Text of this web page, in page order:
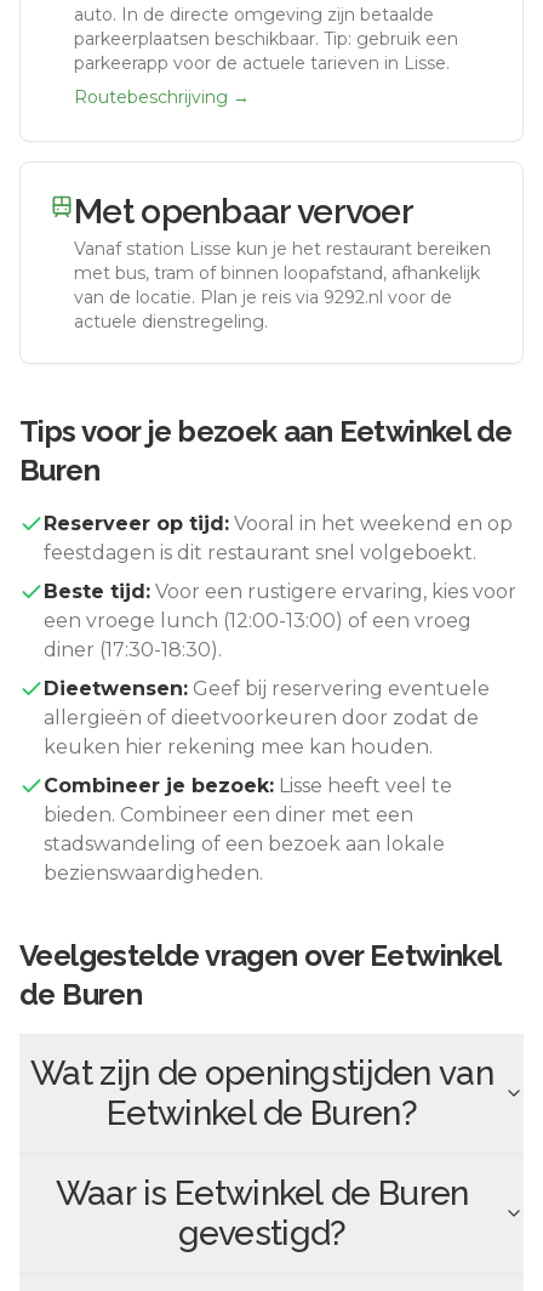
auto. In de directe omgeving zijn betaalde
parkeerplaatsen beschikbaar. Tip: gebruik een
parkeerapp voor de actuele tarieven in Lisse.
Routebeschrijving →
Met openbaar vervoer
Vanaf station Lisse kun je het restaurant bereiken
met bus, tram of binnen loopafstand, afhankelijk
van de locatie. Plan je reis via 9292.nl voor de
actuele dienstregeling.
Tips voor je bezoek aan Eetwinkel de
Buren
Reserveer op tijd: Vooral in het weekend en op
feestdagen is dit restaurant snel volgeboekt.
Beste tijd: Voor een rustigere ervaring, kies voor
een vroege lunch (12:00-13:00) of een vroeg
diner (17:30-18:30).
Dieetwensen: Geef bij reservering eventuele
allergieën of dieetvoorkeuren door zodat de
keuken hier rekening mee kan houden.
Combineer je bezoek: Lisse heeft veel te
bieden. Combineer een diner met een
stadswandeling of een bezoek aan lokale
bezienswaardigheden.
Veelgestelde vragen over Eetwinkel
de Buren
Wat zijn de openingstijden van
Eetwinkel de Buren?
Waar is Eetwinkel de Buren
gevestigd?